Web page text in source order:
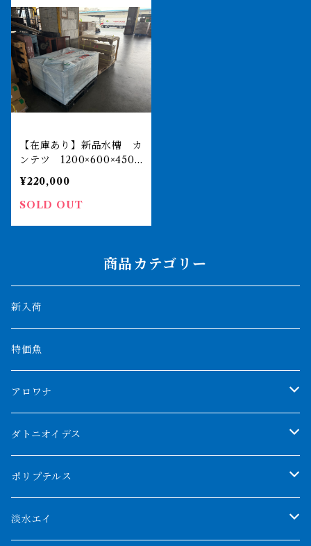
【在庫あり】新品水槽 カ
ンテツ 1200×600×450
帯無し底面黒上部濾過セッ
ト
¥220,000
SOLD OUT
商品カテゴリー
新入荷
特価魚
アロワナ
クンパイ
アブソリュートレッド
AGUS スーパーレッドF4
ダトニオイデス
シャムタイガー
特殊ダトニオ
ポリプテルス
モンスターポリプ
淡水エイ